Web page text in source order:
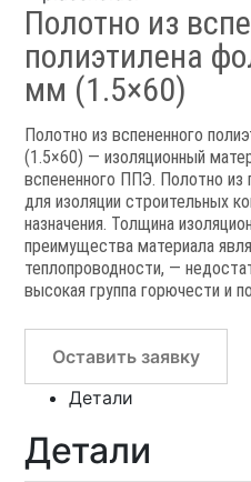
Полотно из
полиэтилена
мм (1.5×60)
Полотно из вспененного
(1.5×60) — изоляционный
вспененного ППЭ. Полотно из
для изоляции строительных
назначения. Толщина
преимущества материала
теплопроводности, —
высокая группа горючести и
Оставить заявку
Детали
Детали